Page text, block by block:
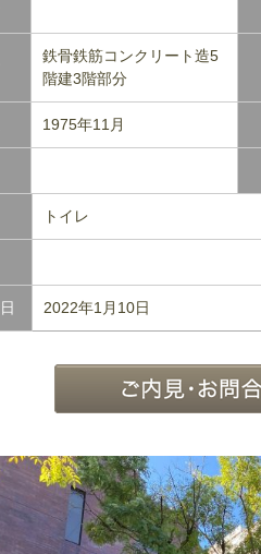
鉄骨鉄筋コンクリート造5
階建3階部分
1975年11月
トイレ
2022年1月10日